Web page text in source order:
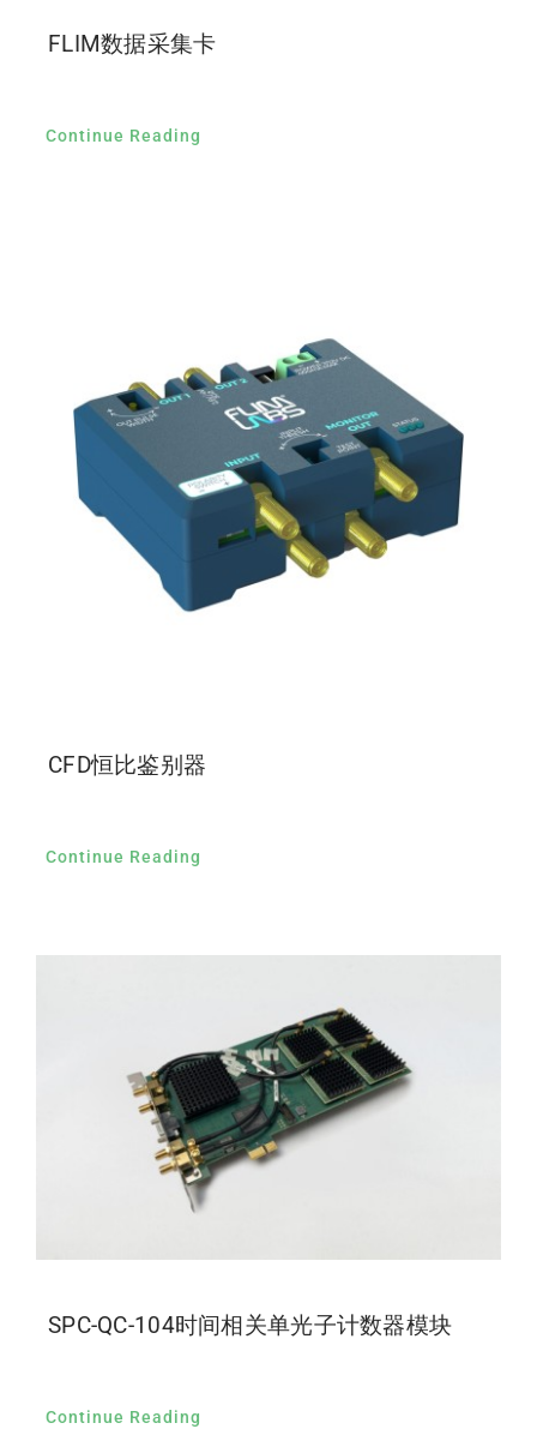
FLIM数据采集卡
Continue Reading
CFD恒比鉴别器
Continue Reading
SPC-QC-104时间相关单光子计数器模块
Continue Reading